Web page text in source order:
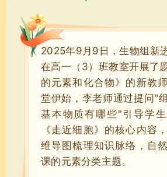
2025年9月9日，生物组新
在高一（3）班教室开展了
的元素和化合物》的新教
堂伊始，李老师通过提问"
基本物质有哪些"引导学
《走近细胞》的核心内容
维导图梳理知识脉络，自
课的元素分类主题。